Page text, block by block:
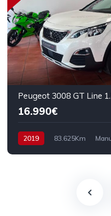
Peugeot 3008 GT Line
16.990€
2019 83.625Km